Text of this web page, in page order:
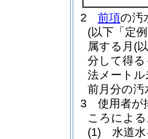
2 前項の汚
(以下「定
属する月 (
分して得
法メート
前月分の
3
使用者が
ころによ
(1)
水道